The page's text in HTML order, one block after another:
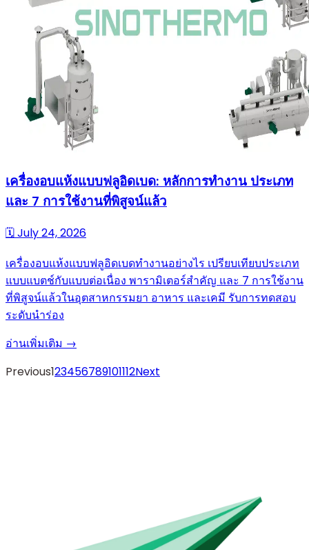
เครื่องอบแห้งแบบฟลูอิดเบด: หลักการทำงาน ประเภท
และ 7 การใช้งานที่พิสูจน์แล้ว
🗓July 24, 2026
เครื่องอบแห้งแบบฟลูอิดเบดทำงานอย่างไร เปรียบเทียบประเภท
แบบแบตช์กับแบบต่อเนื่อง พารามิเตอร์สำคัญ และ 7 การใช้งาน
ที่พิสูจน์แล้วในอุตสาหกรรมยา อาหาร และเคมี รับการทดสอบ
ระดับนำร่อง
อ่านเพิ่มเติม →
Previous123456789101112Next